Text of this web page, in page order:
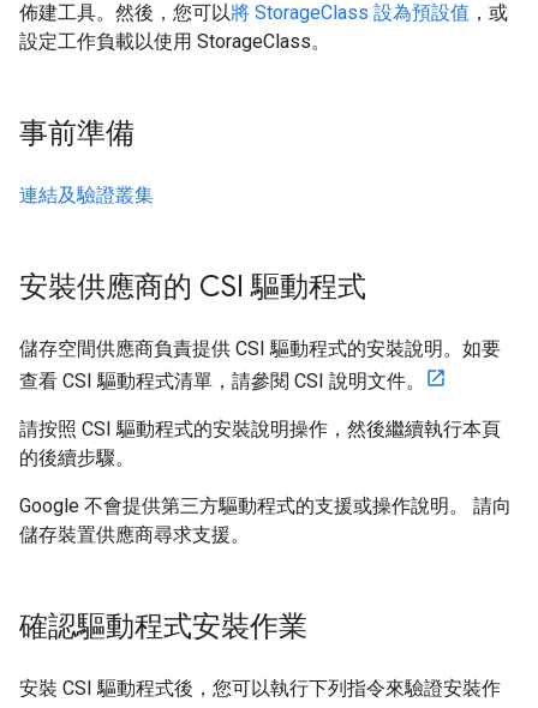
佈建工具。然後，您可以將 StorageClass 設為預設值 ，或
設定工作負載以使用 StorageClass。
事前準備
連結及驗證叢集
安裝供應商的 CSI 驅動程式
儲存空間供應商負責提供 CSI 驅動程式的安裝說明。如要
查看 CSI 驅動程式清單，請參閱 CSI 說明文件。
請按照 CSI 驅動程式的安裝說明操作，然後繼續執行本頁
的後續步驟。
Google 不會提供第三方驅動程式的支援或操作說明。 請向
儲存裝置供應商尋求支援。
確認驅動程式安裝作業
安裝 CSI 驅動程式後，您可以執行下列指令來驗證安裝作